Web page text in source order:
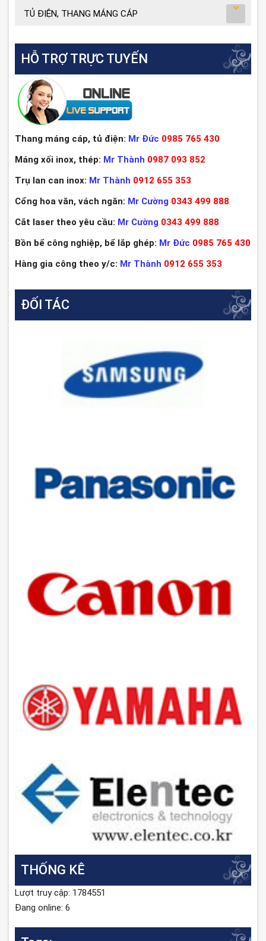
TỦ ĐIỆN, THANG MÁNG CÁP
HỖ TRỢ TRỰC TUYẾN
Thang máng cáp, tủ điện: Mr Đức 0985 765 430
Máng xối inox, thép: Mr Thành 0987 093 852
Trụ lan can inox: Mr Thành 0912 655 353
Cổng hoa văn, vách ngăn: Mr Cường 0343 499 888
Cắt laser theo yêu cầu: Mr Cường 0343 499 888
Bồn bể công nghiệp, bể lắp ghép: Mr Đức 0985 765 430
Hàng gia công theo y/c: Mr Thành 0912 655 353
ĐỐI TÁC
THỐNG KÊ
Lượt truy cập: 1784551
Đang online: 6